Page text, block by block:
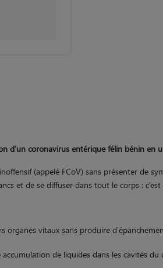
d’un coronavirus entérique félin bénin en
(appelé FCoV) sans présenter de
et de se diffuser dans tout le corps :
organes vitaux sans produire
de liquides dans les cavités
✨